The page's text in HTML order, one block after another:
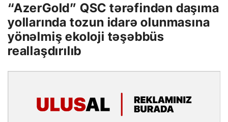
“AzerGold” QSC tərəfindən daşıma
yollarında tozun idarə olunmasına
yönəlmiş ekoloji təşəbbüs
reallaşdırılıb